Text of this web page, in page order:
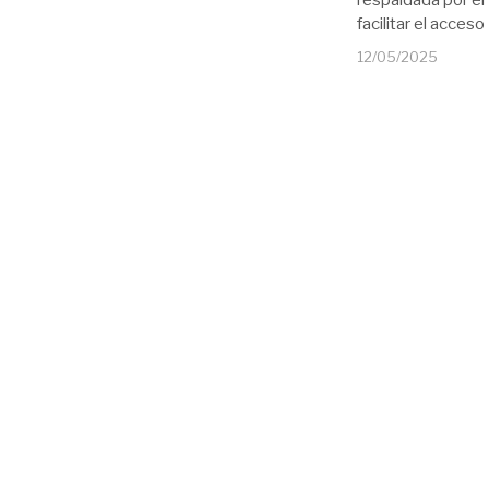
facilitar el acceso
12/05/2025